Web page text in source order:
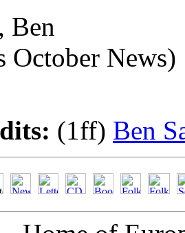
Ben
October News)
(1ff) Ben